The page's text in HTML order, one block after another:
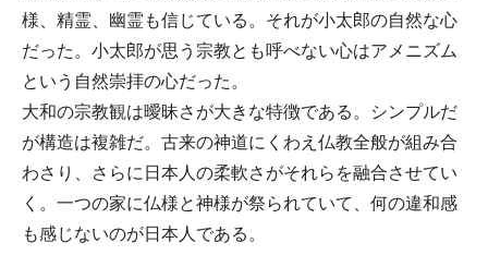
様、精霊、幽霊も信じている。それが小太郎の自然な心
だった。小太郎が思う宗教とも呼べない心はアメニズム
という自然崇拝の心だった。
大和の宗教観は曖昧さが大きな特徴である。シンプルだ
が構造は複雑だ。古来の神道にくわえ仏教全般が組み合
わさり、さらに日本人の柔軟さがそれらを融合させてい
く。一つの家に仏様と神様が祭られていて、何の違和感
も感じないのが日本人である。